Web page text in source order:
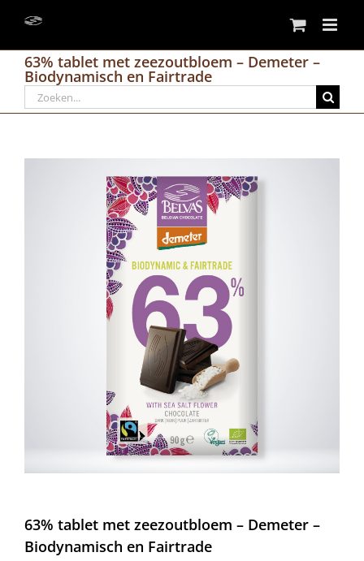
63% tablet met zeezoutbloem – Demeter –
Biodynamisch en Fairtrade
Search
for:
63% tablet met zeezoutbloem – Demeter –
Biodynamisch en Fairtrade